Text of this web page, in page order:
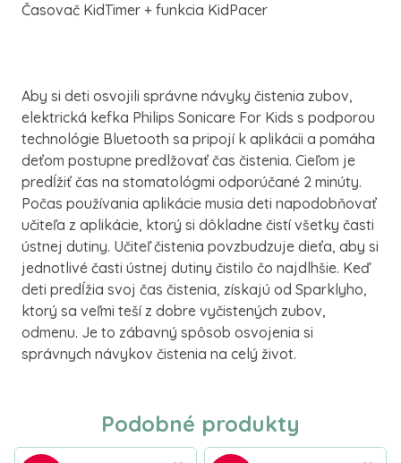
Časovač KidTimer + funkcia KidPacer
Aby si deti osvojili správne návyky čistenia zubov,
elektrická kefka Philips Sonicare For Kids s podporou
technológie Bluetooth sa pripojí k aplikácii a pomáha
deťom postupne predlžovať čas čistenia. Cieľom je
predĺžiť čas na stomatológmi odporúčané 2 minúty.
Počas používania aplikácie musia deti napodobňovať
učiteľa z aplikácie, ktorý si dôkladne čistí všetky časti
ústnej dutiny. Učiteľ čistenia povzbudzuje dieťa, aby si
jednotlivé časti ústnej dutiny čistilo čo najdlhšie. Keď
deti predĺžia svoj čas čistenia, získajú od Sparklyho,
ktorý sa veľmi teší z dobre vyčistených zubov,
odmenu. Je to zábavný spôsob osvojenia si
správnych návykov čistenia na celý život.
Podobné produkty